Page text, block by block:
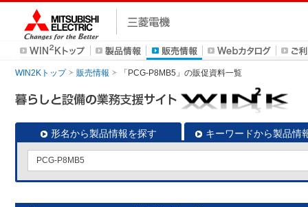
WIN2Kトップ 販売情報 「PCG-P8MB5」の販促資料一覧
形名から製品情報を探す キーワードから製品情